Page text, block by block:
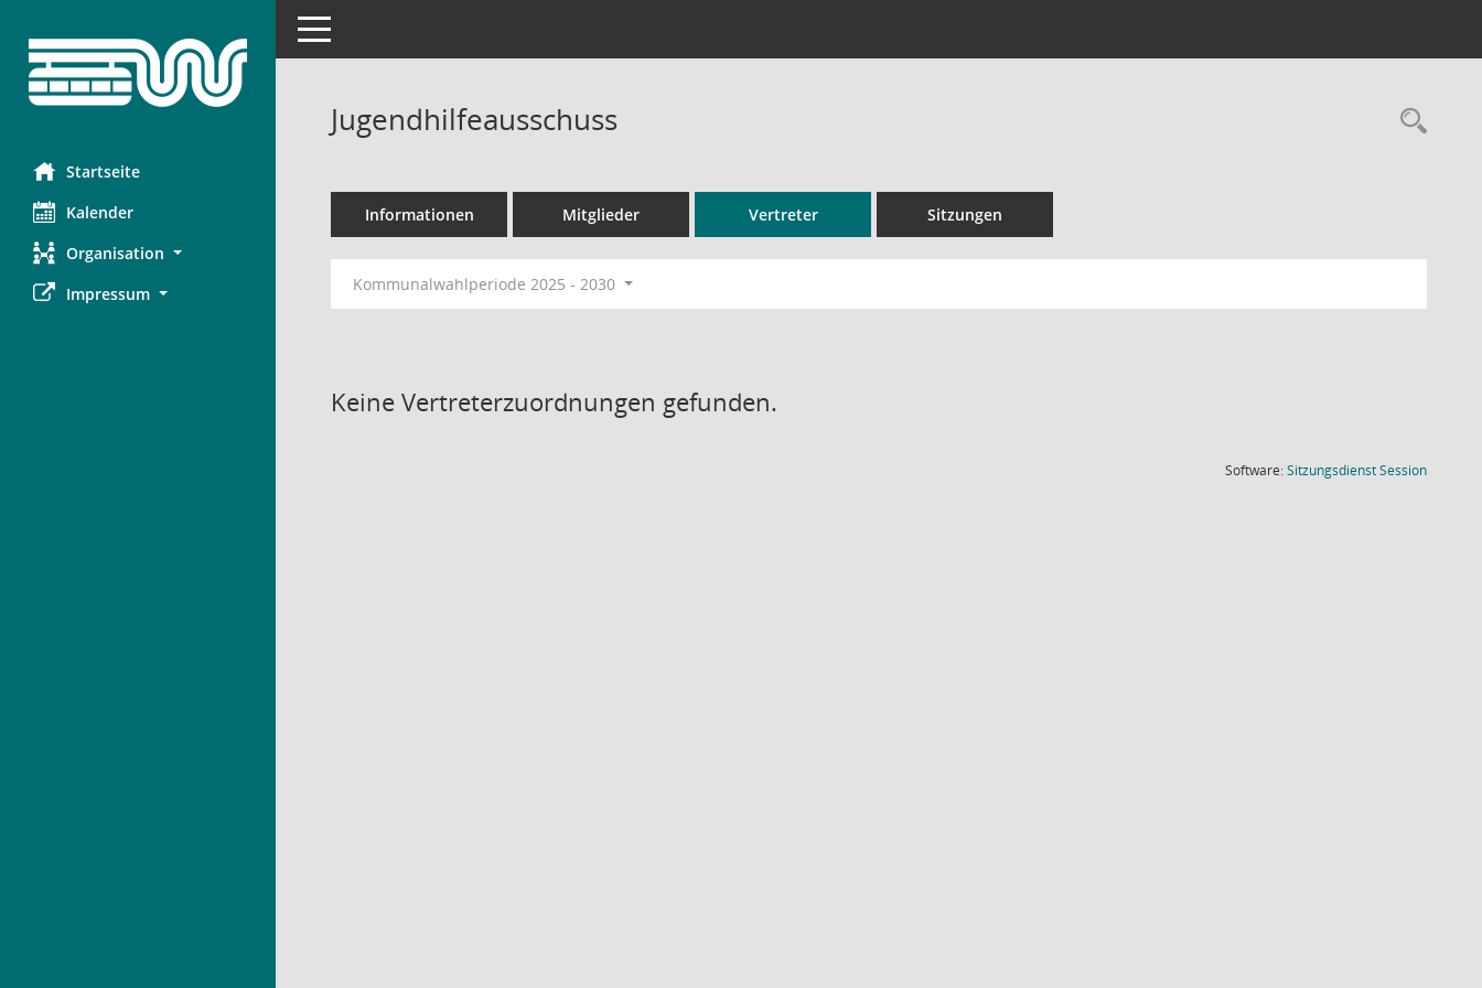
Startseite
Kalender
Organisation
Impressum
Toggle navigation
Jugendhilfeausschuss
Informationen Mitglieder Vertreter Sitzungen
Kommunalwahlperiode 2025 - 2030
Keine Vertreterzuordnungen gefunden.
Software:SitzungsdienstSession(Wird in